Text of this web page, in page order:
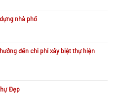
nhà phố
đến chi phí xây biệt thự hiện
Đẹp